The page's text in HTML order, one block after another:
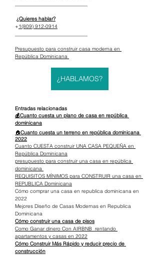
¿Quieres hablar?
+1(809) 912-0914
Presupuesto para construir casa moderna en
República Dominicana
¿HABLAMOS?
Entradas relacionadas
💰Cuanto cuesta un plano de casa en república
dominicana
🏠Cuanto cuesta un terreno en república dominicana
2022
Cuanto CUESTA construir UNA CASA PEQUEÑA en
República Dominicana
presupuesto para construir una casa en república
dominicana
REQUISITOS MÍNIMOS para CONSTRUIR una casa en
REPUBLICA Dominicana
Cómo comprar una casa en republica dominicana en
2022
Mejores Diseño de Casas Modernas en Republica
Dominicana
Cómo construir una casa de pisos
Como Ganar dinero Con AIRBNB  rentando
apartamentos y casas en 2022
Cómo Construir Más Rápido y reducir precio de
construcción